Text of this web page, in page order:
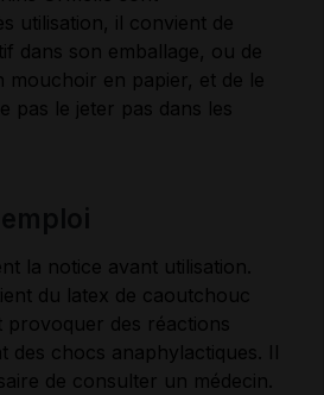
utilisation, il convient de
dans son emballage, ou de
mouchoir en papier, et de le
pas le jeter pas dans les
la notice avant utilisation.
du latex de caoutchouc
provoquer des réactions
des chocs anaphylactiques. Il
de consulter un médecin.